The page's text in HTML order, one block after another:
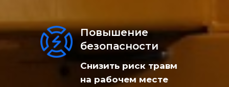
Повышение
безопасности
Снизить риск травм
на рабочем месте